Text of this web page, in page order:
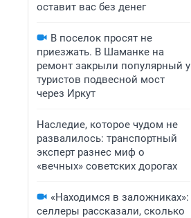
оставит вас без денег
В поселок просят не
приезжать. В Шаманке на
ремонт закрыли популярный у
туристов подвесной мост
через Иркут
Наследие, которое чудом не
развалилось: транспортный
эксперт разнес миф о
«вечных» советских дорогах
«Находимся в заложниках»:
селлеры рассказали, сколько